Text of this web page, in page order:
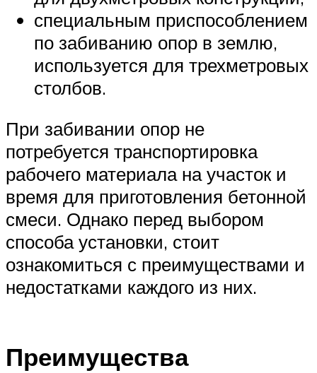
специальным приспособлением
по забиванию опор в землю,
используется для трехметровых
столбов.
При забивании опор не
потребуется транспортировка
рабочего материала на участок и
время для приготовления бетонной
смеси. Однако перед выбором
способа установки, стоит
ознакомиться с преимуществами и
недостатками каждого из них.
Преимущества